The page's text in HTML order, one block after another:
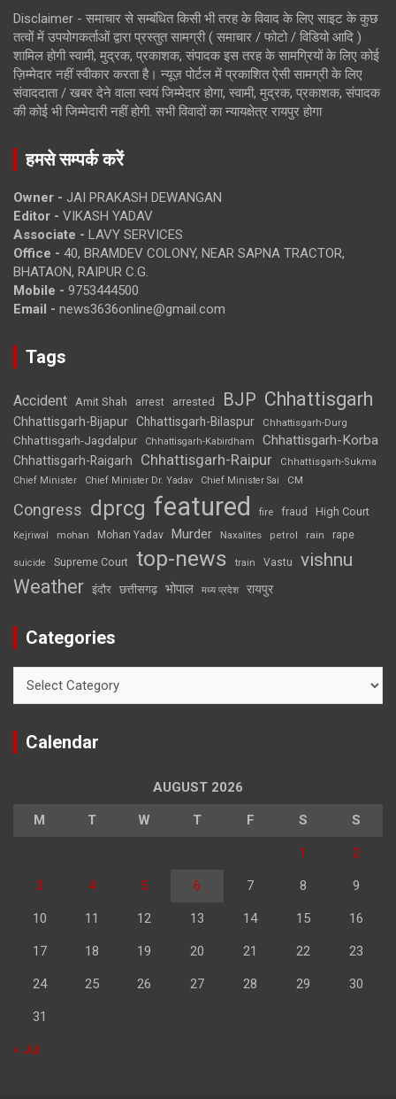
Disclaimer - समाचार से सम्बंधित किसी भी तरह के विवाद के लिए साइट के कुछ
तत्वों में उपयोगकर्ताओं द्वारा प्रस्तुत सामग्री ( समाचार / फोटो / विडियो आदि )
शामिल होगी स्वामी, मुद्रक, प्रकाशक, संपादक इस तरह के सामग्रियों के लिए कोई
ज़िम्मेदार नहीं स्वीकार करता है। न्यूज़ पोर्टल में प्रकाशित ऐसी सामग्री के लिए
संवाददाता / खबर देने वाला स्वयं जिम्मेदार होगा, स्वामी, मुद्रक, प्रकाशक, संपादक
की कोई भी जिम्मेदारी नहीं होगी. सभी विवादों का न्यायक्षेत्र रायपुर होगा
हमसे सम्पर्क करें
Owner - JAI PRAKASH DEWANGAN
Editor - VIKASH YADAV
Associate - LAVY SERVICES
Office - 40, BRAMDEV COLONY, NEAR SAPNA TRACTOR,
BHATAON, RAIPUR C.G.
Mobile - 9753444500
Email - news3636online@gmail.com
Tags
Accident Amit Shah arrest arrested BJP Chhattisgarh
Chhattisgarh-Bijapur Chhattisgarh-Bilaspur Chhattisgarh-Durg
Chhattisgarh-Jagdalpur Chhattisgarh-Kabirdham Chhattisgarh-Korba
Chhattisgarh-Raigarh Chhattisgarh-Raipur
Chhattisgarh-Sukma
Chief Minister
Chief Minister Dr. Yadav Chief Minister Sai CM
Congress dprcg featured fire fraud High Court
Kejriwal mohan Mohan Yadav Murder Naxalites petrol rain rape
suicide Supreme Court top-news train Vastu vishnu
Weather इंदौर छत्तीसगढ़ भोपाल मध्य प्रदेश रायपुर
Categories
Calendar
AUGUST 2026
M T W T F S S
1 2
3 4 5 6 7 8 9
10 11 12 13 14 15 16
17 18 19 20 21 22 23
24 25 26 27 28 29 30
31
« Jul